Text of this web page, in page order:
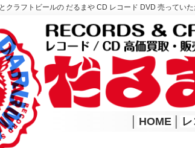
クラフトビールの だるまや CD レコード DVD 売ってい
HOME